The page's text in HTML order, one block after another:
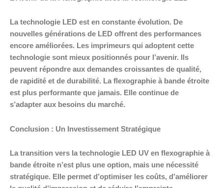
La technologie LED est en constante évolution. De
nouvelles générations de LED offrent des performances
encore améliorées. Les imprimeurs qui adoptent cette
technologie sont mieux positionnés pour l’avenir. Ils
peuvent répondre aux demandes croissantes de qualité,
de rapidité et de durabilité. La flexographie à bande étroite
est plus performante que jamais. Elle continue de
s’adapter aux besoins du marché.
Conclusion : Un Investissement Stratégique
La transition vers la technologie LED UV en flexographie à
bande étroite n’est plus une option, mais une nécessité
stratégique. Elle permet d’optimiser les coûts, d’améliorer